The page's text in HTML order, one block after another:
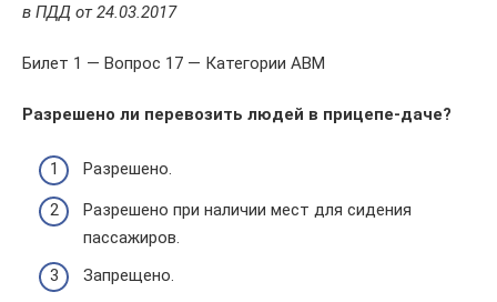
в ПДД от 24.03.2017
Билет 1 — Вопрос 17 — Категории ABM
Разрешено ли перевозить людей в прицепе-даче?
Разрешено.
Разрешено при наличии мест для сидения
пассажиров.
Запрещено.